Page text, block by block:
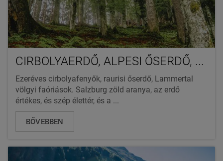
CIRBOLYAERDŐ, ALPESI ŐSERDŐ, ...
Ezeréves cirbolyafenyők, raurisi őserdő, Lammertal
völgyi faóriások. Salzburg zöld aranya, az erdő
értékes, és szép élettér, és a ...
BŐVEBBEN